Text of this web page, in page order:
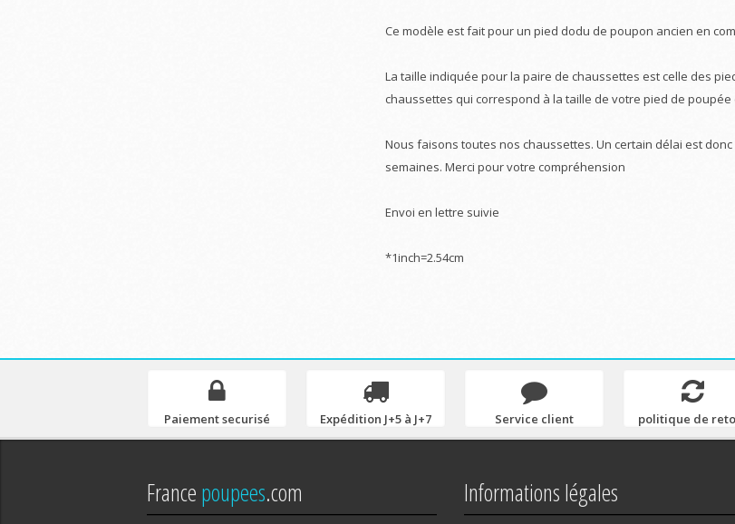
Ce modèle est fait pour un pied dodu de poupon ancien en
La taille indiquée pour la paire de chaussettes est celle des
chaussettes qui correspond à la taille de votre pied de
Nous faisons toutes nos chaussettes. Un certain délai est
semaines. Merci pour votre compréhension
Envoi en lettre suivie
*1inch=2.54cm
Paiement securisé Expédition J+5 à J+7 Service client politique de
Francepoupees.com Informations légales